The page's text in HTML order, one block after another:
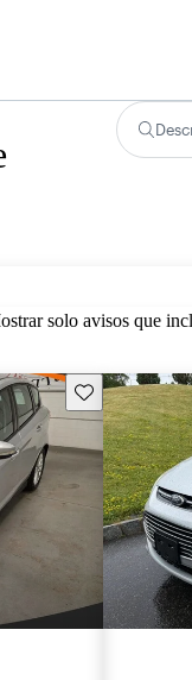
solo avisos que
Guarda este